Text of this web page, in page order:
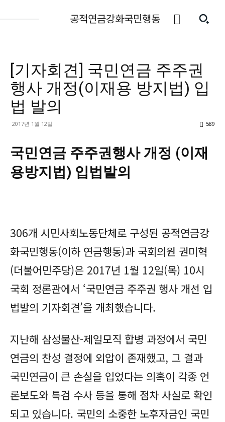
공적연금강화국민행동
[기자회견] 국민연금 주주권
행사 개정(이재용 방지법) 입
법 발의
2017년 1월 12일 589
국민연금 주주권행사 개정 (이재
용방지법) 입법발의
306개 시민사회노동단체로 구성된 공적연금강
화국민행동(이하 연금행동)과 국회의원 권미혁
(더불어민주당)은 2017년 1월 12일(목) 10시
국회 정론관에서 ‘국민연금 주주권 행사 개선 입
법발의 기자회견’을 개최했습니다.
지난해 삼성물산-제일모직 합병 과정에서 국민
연금의 찬성 결정에 외압이 존재했고, 그 결과
국민연금이 큰 손실을 입었다는 의혹이 각종 언
론보도와 특검 수사 등을 통해 점차 사실로 확인
되고 있습니다. 국민의 소중한 노후자금인 국민